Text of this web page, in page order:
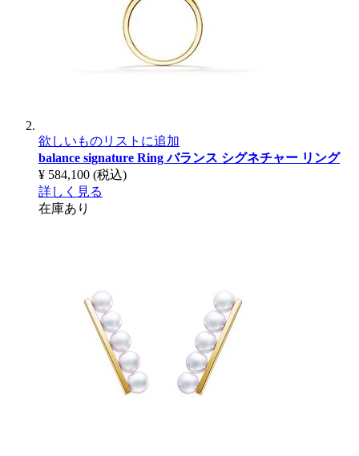
欲しいものリストに追加
balance signature Ringバランス シグネチャー リング
¥ 584,100 (税込)
詳しく見る
在庫あり